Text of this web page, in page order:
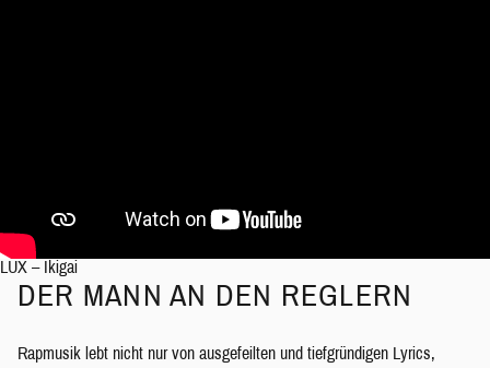
LUX – Ikigai
DER MANN AN DEN REGLERN
Rapmusik lebt nicht nur von ausgefeilten und tiefgründigen Lyrics,